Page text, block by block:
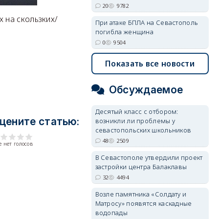
скользких/
статью:
нет голосов
20 9782
При атаке БПЛА на Севастополь
погибла женщина
0 9504
Показать все новости
Обсуждаемое
Десятый класс с отбором:
возникли ли проблемы у
севастопольских школьников
48 2509
В Севастополе утвердили проект
застройки центра Балаклавы
32 4494
Возле памятника «Солдату и
Матросу» появятся каскадные
водопады